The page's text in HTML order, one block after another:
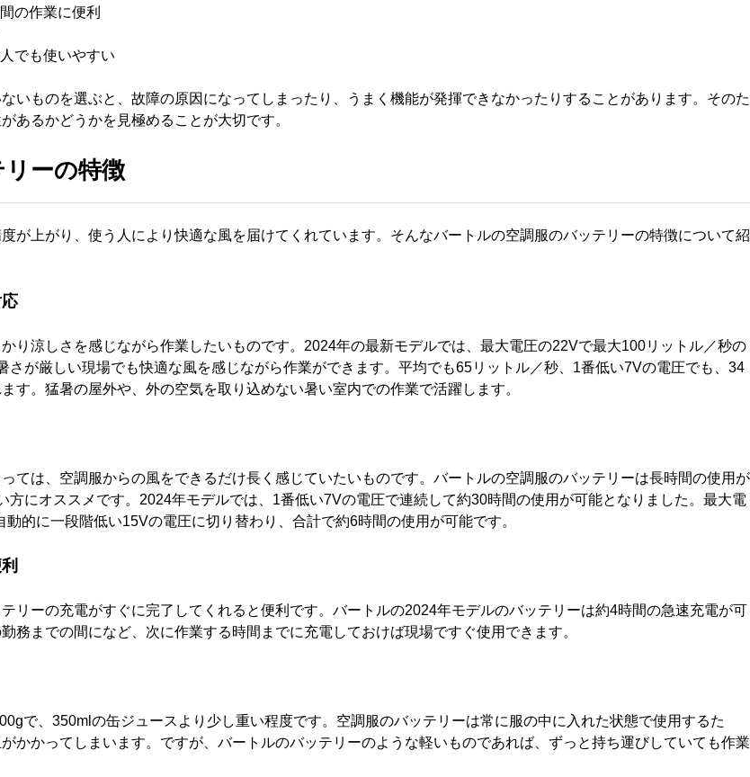
の作業に便利
いものを選ぶと、故障の原因になってしまったり、うまく機能が発揮できなかったりすることがあります。そのた
あるかどうかを見極めることが大切です。
ーの特徴
が上がり、使う人により快適な風を届けてくれています。そんなバートルの空調服のバッテリーの特徴について紹
り涼しさを感じながら作業したいものです。2024年の最新モデルでは、最大電圧の22Vで最大100リットル／秒の
さが厳しい現場でも快適な風を感じながら作業ができます。平均でも65リットル／秒、1番低い7Vの電圧でも、34
す。猛暑の屋外や、外の空気を取り込めない暑い室内での作業で活躍します。
ては、空調服からの風をできるだけ長く感じていたいものです。バートルの空調服のバッテリーは長時間の使用が
方にオススメです。2024年モデルでは、1番低い7Vの電圧で連続して約30時間の使用が可能となりました。最大電
的に一段階低い15Vの電圧に切り替わり、合計で約6時間の使用が可能です。
リーの充電がすぐに完了してくれると便利です。バートルの2024年モデルのバッテリーは約4時間の急速充電が可
務までの間になど、次に作業する時間までに充電しておけば現場ですぐ使用できます。
で、350mlの缶ジュースより少し重い程度です。空調服のバッテリーは常に服の中に入れた状態で使用するた
かかってしまいます。ですが、バートルのバッテリーのような軽いものであれば、ずっと持ち運びしていても作業